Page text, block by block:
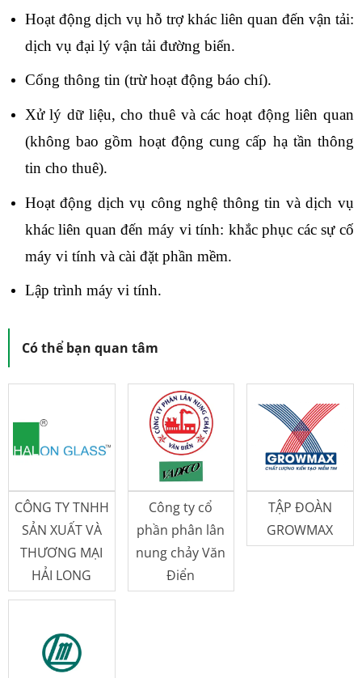
Hoạt động dịch vụ hỗ trợ khác liên quan đến vận tải:
dịch vụ đại lý vận tải đường biển.
Cổng thông tin (trừ hoạt động báo chí).
Xử lý dữ liệu, cho thuê và các hoạt động liên quan
(không bao gồm hoạt động cung cấp hạ tần thông
tin cho thuê).
Hoạt động dịch vụ công nghệ thông tin và dịch vụ
khác liên quan đến máy vi tính: khắc phục các sự cố
máy vi tính và cài đặt phần mềm.
Lập trình máy vi tính.
Có thể bạn quan tâm
CÔNG TY TNHH
SẢN XUẤT VÀ
THƯƠNG MẠI
HẢI LONG
Công ty cổ
phần phân lân
nung chảy Văn
Điển
TẬP ĐOÀN
GROWMAX